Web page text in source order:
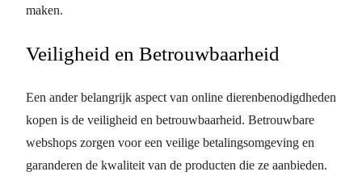
maken.
Veiligheid en Betrouwbaarheid
Een ander belangrijk aspect van online dierenbenodigdheden
kopen is de veiligheid en betrouwbaarheid. Betrouwbare
webshops zorgen voor een veilige betalingsomgeving en
garanderen de kwaliteit van de producten die ze aanbieden.